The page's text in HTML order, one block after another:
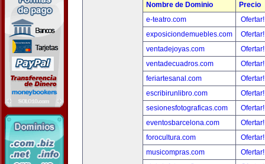
Nombre de Dominio
Precio
e-teatro.com
exposiciondemuebles.com
ventadejoyas.com
ventadecuadros.com
feriartesanal.com
escribirunlibro.com
sesionesfotograficas.com
eventosbarcelona.com
forocultura.com
musicompras.com